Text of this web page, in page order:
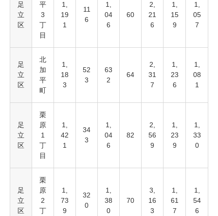
足
立
区
平
3
丁
目
1,
19
1
11
6
1,
04
6
60
2,
21
6
1,
15
9
1,
05
7
足
立
区
北
加
平
町
1,
18
3
52
3
63
2
64
2,
31
7
1,
23
6
1,
08
1
足
立
区
栗
原
1
丁
目
1,
42
1
34
3
1,
04
6
82
2,
56
9
1,
23
9
1,
33
0
足
立
区
栗
原
2
丁
1,
73
9
32
0
1,
38
0
70
3,
16
3
1,
61
7
1,
54
6